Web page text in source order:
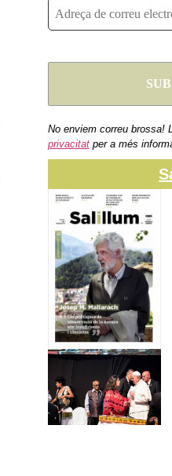
No enviem correu brossa!
privacitatper a més